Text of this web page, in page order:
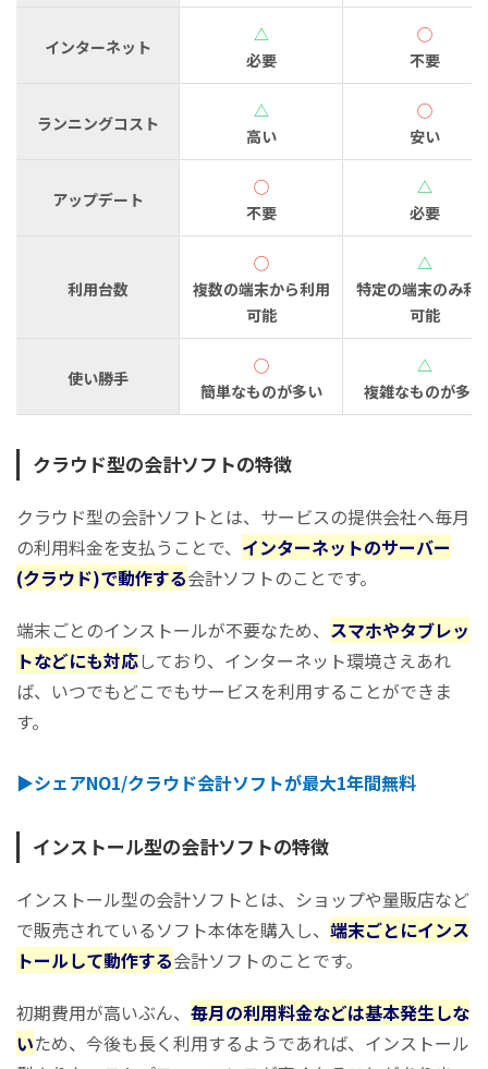
インターネット
△
必要
◯
不要
ランニングコスト
△
高い
◯
安い
アップデート
◯
不要
△
必要
利用台数
◯
複数の端末から利用
可能
△
特定の端末のみ利
可能
使い勝手
◯
簡単なものが多い
△
複雑なものが多い
クラウド型の会計ソフトの特徴
クラウド型の会計ソフトとは、サービスの提供会社へ毎月
の利用料金を支払うことで、 インターネットのサーバー
(クラウド)で動作する会計ソフトのことです。
端末ごとのインストールが不要なため、 スマホやタブレッ
トなどにも対応しており、インターネット環境さえあれ
ば、いつでもどこでもサービスを利用することができま
す。
▶︎シェアNO1/クラウド会計ソフトが最大1年間無料
インストール型の会計ソフトの特徴
インストール型の会計ソフトとは、ショップや量販店など
で販売されているソフト本体を購入し、 端末ごとにインス
トールして動作する会計ソフトのことです。
初期費用が高いぶん、 毎月の利用料金などは基本発生しな
いため、今後も長く利用するようであれば、インストール